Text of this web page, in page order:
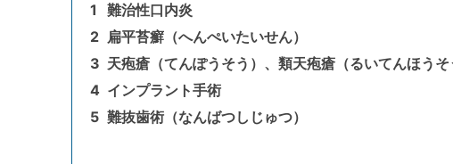
難治性口内炎
扁平苔癬（へんぺいたいせん）
天疱瘡（てんぽうそう）、類天疱瘡（るいてんほうそ
インプラント手術
難抜歯術（なんばつしじゅつ）